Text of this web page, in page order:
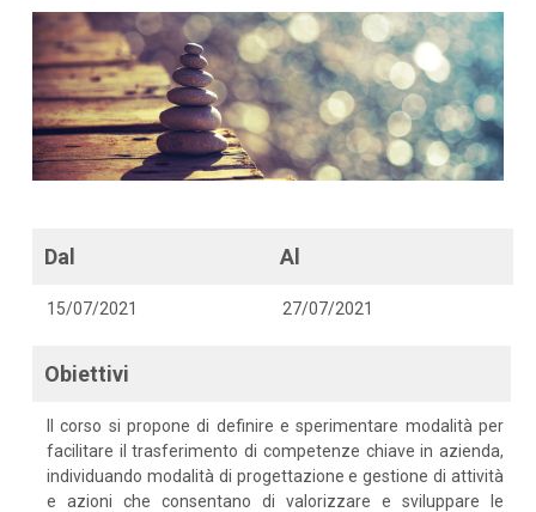
formazione
Dal
15/07/2021
Al
27/07/2021
Obiettivi
Il corso si propone di definire e sperimentare modalità per
facilitare il trasferimento di competenze chiave in azienda,
individuando modalità di progettazione e gestione di attività
e azioni che consentano di valorizzare e sviluppare le